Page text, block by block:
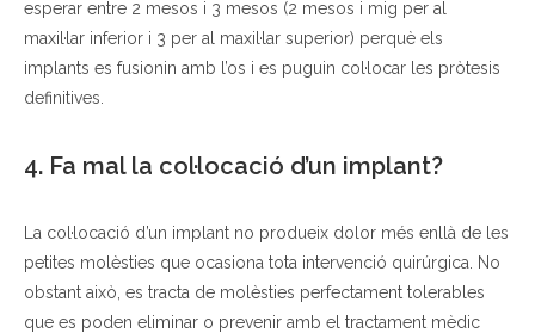
esperar entre 2 mesos i 3 mesos (2 mesos i mig per al
maxil·lar inferior i 3 per al maxil·lar superior) perquè els
implants es fusionin amb l’os i es puguin col·locar les pròtesis
definitives.
4. Fa mal la col·locació d’un implant?
La col·locació d’un implant no produeix dolor més enllà de les
petites molèsties que ocasiona tota intervenció quirúrgica. No
obstant això, es tracta de molèsties perfectament tolerables
que es poden eliminar o prevenir amb el tractament mèdic